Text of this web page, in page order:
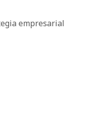
empresarial